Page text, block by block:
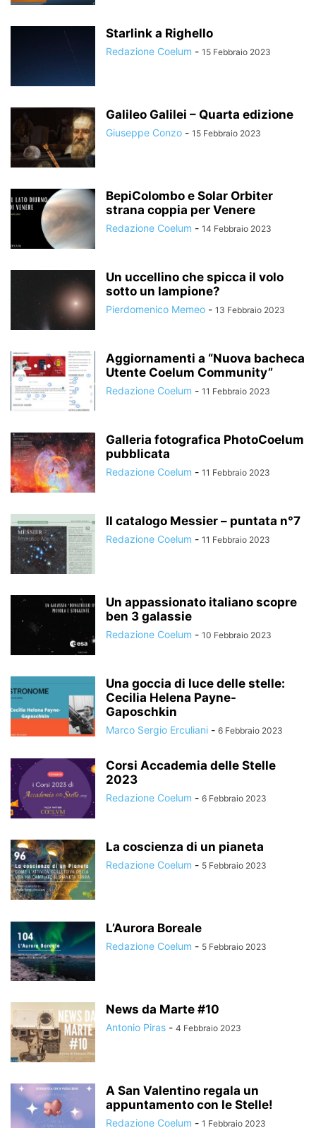
Starlink a Righello
Redazione Coelum - 15 Febbraio 2023
Galileo Galilei – Quarta edizione
Giuseppe Conzo - 15 Febbraio 2023
BepiColombo e Solar Orbiter
strana coppia per Venere
Redazione Coelum - 14 Febbraio 2023
Un uccellino che spicca il volo
sotto un lampione?
Pierdomenico Memeo - 13 Febbraio 2023
Aggiornamenti a “Nuova bacheca
Utente Coelum Community”
Redazione Coelum - 11 Febbraio 2023
Galleria fotografica PhotoCoelum
pubblicata
Redazione Coelum - 11 Febbraio 2023
Il catalogo Messier – puntata n°7
Redazione Coelum - 11 Febbraio 2023
Un appassionato italiano scopre
ben 3 galassie
Redazione Coelum - 10 Febbraio 2023
Una goccia di luce delle stelle:
Cecilia Helena Payne-
Gaposchkin
Marco Sergio Erculiani - 6 Febbraio 2023
Corsi Accademia delle Stelle
2023
Redazione Coelum - 6 Febbraio 2023
La coscienza di un pianeta
Redazione Coelum - 5 Febbraio 2023
L’Aurora Boreale
Redazione Coelum - 5 Febbraio 2023
News da Marte #10
Antonio Piras - 4 Febbraio 2023
A San Valentino regala un
appuntamento con le Stelle!
Redazione Coelum - 1 Febbraio 2023